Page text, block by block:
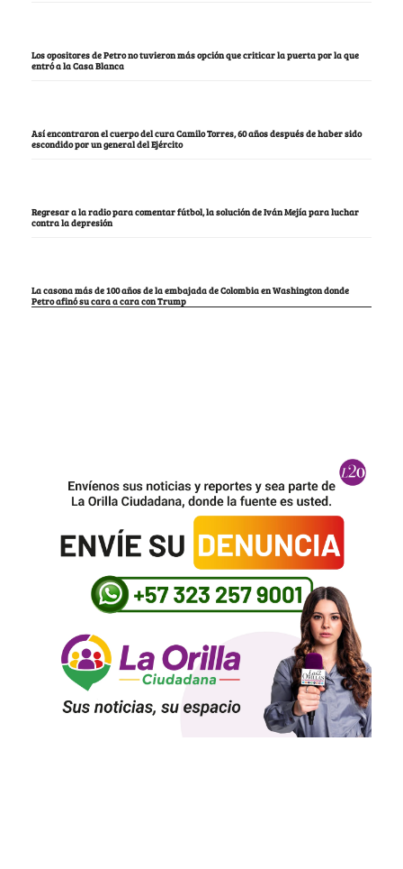
Los opositores de Petro no tuvieron más opción que criticar la puerta por la que
entró a la Casa Blanca
Así encontraron el cuerpo del cura Camilo Torres, 60 años después de haber sido
escondido por un general del Ejército
Regresar a la radio para comentar fútbol, la solución de Iván Mejía para luchar
contra la depresión
La casona más de 100 años de la embajada de Colombia en Washington donde
Petro afinó su cara a cara con Trump